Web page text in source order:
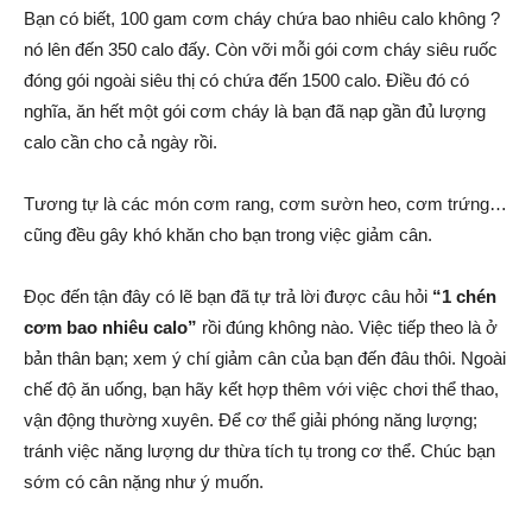
Bạn có biết, 100 gam cơm cháy chứa bao nhiêu calo không ?
nó lên đến 350 calo đấy. Còn vỡi mỗi gói cơm cháy siêu ruốc
đóng gói ngoài siêu thị có chứa đến 1500 calo. Điều đó có
nghĩa, ăn hết một gói cơm cháy là bạn đã nạp gần đủ lượng
calo cần cho cả ngày rồi.
Tương tự là các món cơm rang, cơm sườn heo, cơm trứng…
cũng đều gây khó khăn cho bạn trong việc giảm cân.
Đọc đến tận đây có lẽ bạn đã tự trả lời được câu hỏi “1 chén
cơm bao nhiêu calo” rồi đúng không nào. Việc tiếp theo là ở
bản thân bạn; xem ý chí giảm cân của bạn đến đâu thôi. Ngoài
chế độ ăn uống, bạn hãy kết hợp thêm với việc chơi thể thao,
vận động thường xuyên. Để cơ thể giải phóng năng lượng;
tránh việc năng lượng dư thừa tích tụ trong cơ thể. Chúc bạn
sớm có cân nặng như ý muốn.